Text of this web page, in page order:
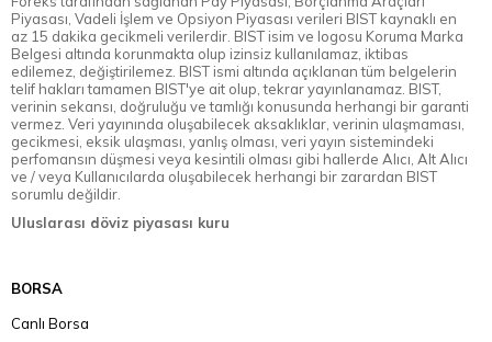
Piyasası, Vadeli İşlem ve Opsiyon Piyasası verileri BIST kaynaklı en
az 15 dakika gecikmeli verilerdir. BIST isim ve logosu Koruma Marka
Belgesi altında korunmakta olup izinsiz kullanılamaz, iktibas
edilemez, değiştirilemez. BIST ismi altında açıklanan tüm belgelerin
telif hakları tamamen BIST'ye ait olup, tekrar yayınlanamaz. BIST,
verinin sekansı, doğruluğu ve tamlığı konusunda herhangi bir garanti
vermez. Veri yayınında oluşabilecek aksaklıklar, verinin ulaşmaması,
gecikmesi, eksik ulaşması, yanlış olması, veri yayın sistemindeki
perfomansın düşmesi veya kesintili olması gibi hallerde Alıcı, Alt Alıcı
ve / veya Kullanıcılarda oluşabilecek herhangi bir zarardan BIST
sorumlu değildir.
Uluslarası döviz piyasası kuru
BORSA
Canlı Borsa